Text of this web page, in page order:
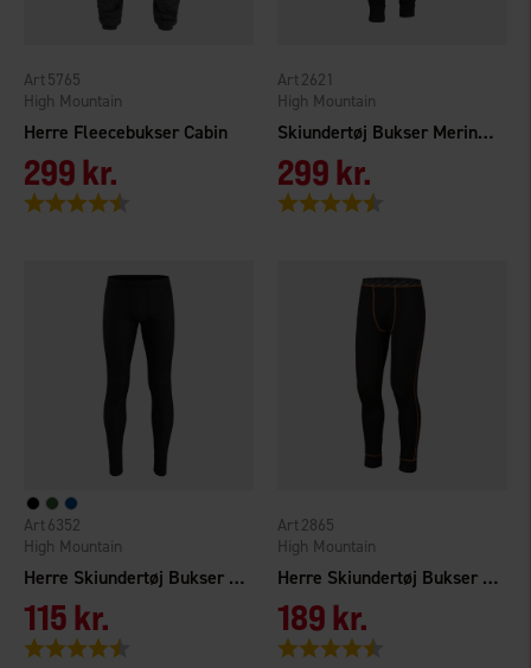
Herre Fleecebukser Cabin
High Mountain
5765
299 kr.
Vurdering:
Skiundertøj Bukser Merinould
High Mountain
2621
299 kr.
Vurdering:
Herre Skiundertøj Bukser Norberg
High Mountain
6352
115 kr.
Vurdering:
Herre Skiundertøj Bukser Bambus
High Mountain
2865
189 kr.
Vurdering: